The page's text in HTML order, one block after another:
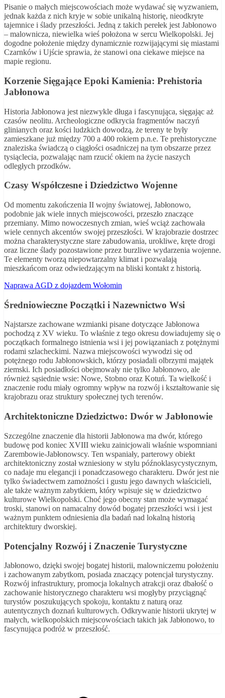
Pisanie o małych miejscowościach może wydawać się wyzwaniem,
jednak każda z nich kryje w sobie unikalną historię, nieodkryte
tajemnice i ślady przeszłości. Jedną z takich perełek jest Jabłonowo
– malownicza, niewielka wieś położona w sercu Wielkopolski. Jej
dogodne położenie między dynamicznie rozwijającymi się miastami
Czarnków i Ujście sprawia, że stanowi ona ciekawe miejsce na
mapie regionu.
Korzenie Sięgające Epoki Kamienia: Prehistoria
Jabłonowa
Historia Jabłonowa jest niezwykle długa i fascynująca, sięgając aż
czasów neolitu. Archeologiczne odkrycia fragmentów naczyń
glinianych oraz kości ludzkich dowodzą, że tereny te były
zamieszkane już między 700 a 400 rokiem p.n.e. Te prehistoryczne
znaleziska świadczą o ciągłości osadniczej na tym obszarze przez
tysiąclecia, pozwalając nam rzucić okiem na życie naszych
odległych przodków.
Czasy Współczesne i Dziedzictwo Wojenne
Od momentu zakończenia II wojny światowej, Jabłonowo,
podobnie jak wiele innych miejscowości, przeszło znaczące
przemiany. Mimo nowoczesnych zmian, wieś wciąż zachowała
wiele cennych akcentów swojej przeszłości. W krajobrazie dostrzec
można charakterystyczne stare zabudowania, urokliwe, kręte drogi
oraz liczne ślady pozostawione przez burzliwe wydarzenia wojenne.
Te elementy tworzą niepowtarzalny klimat i pozwalają
mieszkańcom oraz odwiedzającym na bliski kontakt z historią.
Naprawa AGD z dojazdem Wołomin
Średniowieczne Początki i Nazewnictwo Wsi
Najstarsze zachowane wzmianki pisane dotyczące Jabłonowa
pochodzą z XV wieku. To właśnie z tego okresu dowiadujemy się o
początkach formalnego istnienia wsi i jej powiązaniach z potężnymi
rodami szlacheckimi. Nazwa miejscowości wywodzi się od
potężnego rodu Jabłonowskich, którzy posiadali olbrzymi majątek
ziemski. Ich posiadłości obejmowały nie tylko Jabłonowo, ale
również sąsiednie wsie: Nowe, Stobno oraz Kotuń. Ta wielkość i
znaczenie rodu miały ogromny wpływ na rozwój i kształtowanie się
krajobrazu oraz struktury społecznej tych terenów.
Architektoniczne Dziedzictwo: Dwór w Jabłonowie
Szczególne znaczenie dla historii Jabłonowa ma dwór, którego
budowę pod koniec XVIII wieku zainicjowali właśnie wspomniani
Zarembowie-Jabłonowscy. Ten wspaniały, parterowy obiekt
architektoniczny został wzniesiony w stylu późnoklasycystycznym,
co nadaje mu elegancji i ponadczasowego charakteru. Dwór jest nie
tylko świadectwem zamożności i gustu jego dawnych właścicieli,
ale także ważnym zabytkiem, który wpisuje się w dziedzictwo
kulturowe Wielkopolski. Choć jego obecny stan może wymagać
troski, stanowi on namacalny dowód bogatej przeszłości wsi i jest
ważnym punktem odniesienia dla badań nad lokalną historią
architektury dworskiej.
Potencjalny Rozwój i Znaczenie Turystyczne
Jabłonowo, dzięki swojej bogatej historii, malowniczemu położeniu
i zachowanym zabytkom, posiada znaczący potencjał turystyczny.
Rozwój infrastruktury, promocja lokalnych atrakcji oraz dbałość o
zachowanie historycznego charakteru wsi mogłyby przyciągnąć
turystów poszukujących spokoju, kontaktu z naturą oraz
autentycznych doznań kulturowych. Odkrywanie historii ukrytej w
małych, wielkopolskich miejscowościach takich jak Jabłonowo, to
fascynująca podróż w przeszłość.